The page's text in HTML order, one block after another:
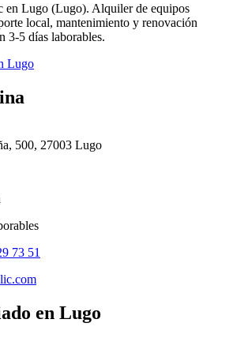
en Lugo (Lugo). Alquiler de equipos
local, mantenimiento y renovación
3-5 días laborables.
Lugo
500, 27003 Lugo
73 51
en Lugo